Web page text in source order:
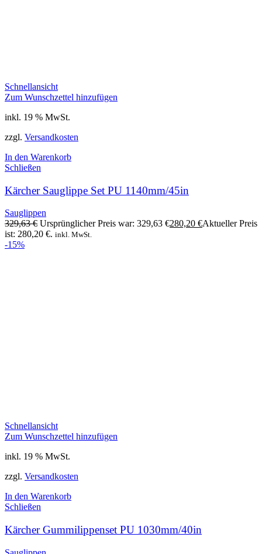
Schnellansicht
Zum Wunschzettel hinzufügen
inkl. 19 % MwSt.
zzgl. Versandkosten
In den Warenkorb
Schließen
Kärcher Sauglippe Set PU 1140mm/45in
Sauglippen
329,63€ Ursprünglicher Preis war: 329,63 €280,20 €Aktueller Preis
ist: 280,20 €. inkl. MwSt.
-15%
Schnellansicht
Zum Wunschzettel hinzufügen
inkl. 19 % MwSt.
zzgl. Versandkosten
In den Warenkorb
Schließen
Kärcher Gummilippenset PU 1030mm/40in